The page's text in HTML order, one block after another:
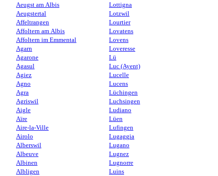
Aeugst am Albis
Aeugstertal
Affeltrangen
Affoltern am Albis
Affoltern im Emmental
Agarn
Agarone
Agasul
Agiez
Agno
Agra
Agriswil
Aigle
Aïre
Aire-la-Ville
Airolo
Alberswil
Albeuve
Albinen
Albligen
Lottigna
Lotzwil
Lourtier
Lovatens
Lovens
Loveresse
Lü
Luc (Ayent)
Lucelle
Lucens
Lüchingen
Luchsingen
Ludiano
Lüen
Lufingen
Lugaggia
Lugano
Lugnez
Lugnorre
Luins